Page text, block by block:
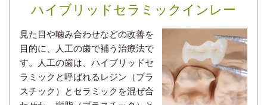
ハイブリッドセラミックインレー
見た目や噛み合わせなどの改善を
目的に、人工の歯で補う治療法で
す。人工の歯は、ハイブリッドセ
ラミックと呼ばれるレジン（プラ
スチック）とセラミックを混ぜ合